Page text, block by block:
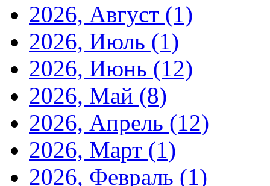
2026, Август (1)
2026, Июль (1)
2026, Июнь (12)
2026, Май (8)
2026, Апрель (12)
2026, Март (1)
2026, Февраль (1)